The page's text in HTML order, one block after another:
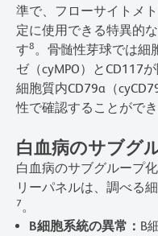
準で、フローサイトメ
定に使用できる特異的
す8 。骨髄性芽球では細
ゼ（cyMPO）とCD117
細胞質内CD79a（
性で確認することがで
白血病のサブグ
白血病のサブグループ
リーパネルは、調べる
7 。
B細胞系統の異常： B